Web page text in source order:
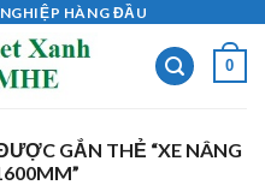
HÀNG ĐẦU
0
GẮN THẺ “XE NÂNG